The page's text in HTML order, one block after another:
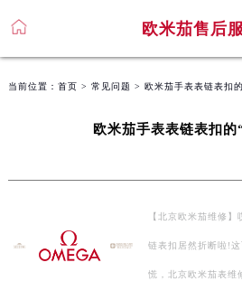
欧米茄售后
当前位置： 首页 > 常见问题 > 欧米茄手表表链表扣
欧米茄手表表链表扣的
【北京欧米茄维修
链表扣居然折断啦!
慌，北京欧米茄表维